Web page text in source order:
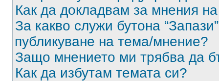
Как да докладвам за мнения
За какво служи бутона
публикуване на тема/мнение?
Защо мнението ми трябва да
Как да избутам темата си?